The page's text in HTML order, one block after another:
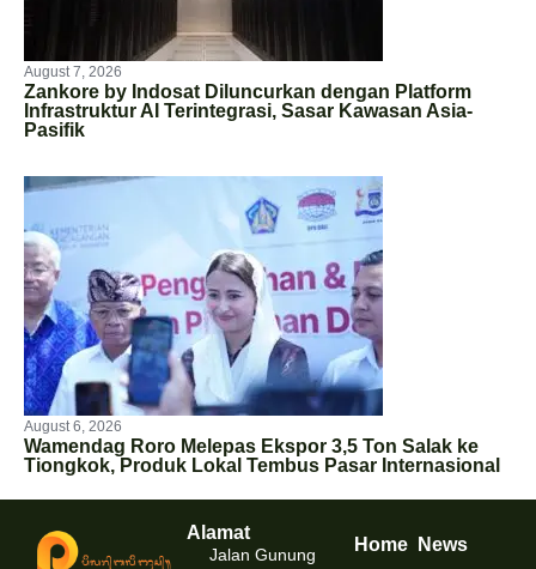
August 7, 2026
Zankore by Indosat Diluncurkan dengan Platform
Infrastruktur AI Terintegrasi, Sasar Kawasan Asia-
Pasifik
August 6, 2026
Wamendag Roro Melepas Ekspor 3,5 Ton Salak ke
Tiongkok, Produk Lokal Tembus Pasar Internasional
Alamat
Jalan Gunung
Home News